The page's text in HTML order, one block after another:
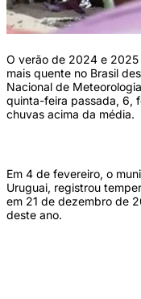
O verão de 2024 e
mais quente no Brasil
Nacional de
quinta-feira passada, 6,
chuvas acima da média.
Em 4 de fevereiro, o
Uruguai, registrou
em 21 de dezembro de
deste ano.